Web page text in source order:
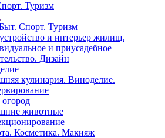
Туризм
Спорт. Туризм
и интерьер жилищ.
и приусадебное
Дизайн
кулинария. Виноделие.
животные
Косметика. Макияж